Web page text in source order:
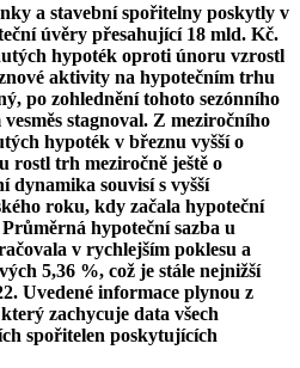
a stavební spořitelny poskytly v
úvěry přesahující 18 mld. Kč.
hypoték oproti únoru vzrostl
aktivity na hypotečním trhu
po zohlednění tohoto sezónního
stagnoval. Z meziročního
hypoték v březnu vyšší o
rostl trh meziročně ještě o
dynamika souvisí s vyšší
roku, kdy začala hypoteční
hypoteční sazba u
v rychlejším poklesu a
5,36 %, což je stále nejnižší
Uvedené informace plynou z
zachycuje data všech
spořitelen poskytujících